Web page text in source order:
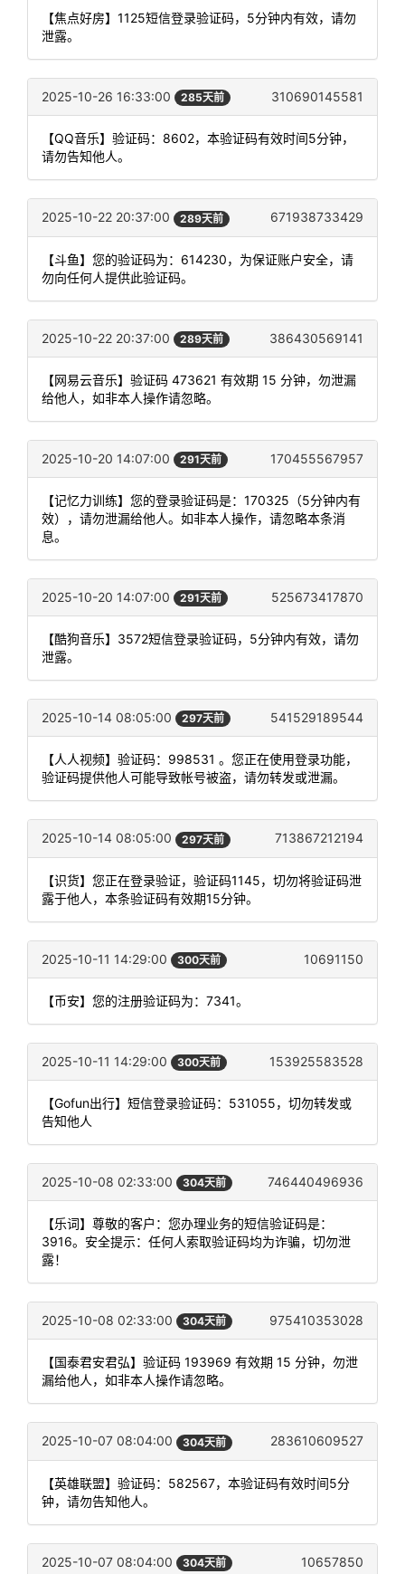
【焦点好房】1125短信登录验证码，5分钟内有效，请勿
泄露。
2025-10-26 16:33:00 285天前 310690145581
【QQ音乐】验证码：8602，本验证码有效时间5分钟，
请勿告知他人。
2025-10-22 20:37:00 289天前 671938733429
【斗鱼】您的验证码为：614230，为保证账户安全，请
勿向任何人提供此验证码。
2025-10-22 20:37:00 289天前 386430569141
【网易云音乐】验证码 473621 有效期 15 分钟，勿泄漏
给他人，如非本人操作请忽略。
2025-10-20 14:07:00 291天前 170455567957
【记忆力训练】您的登录验证码是：170325（5分钟内有
效），请勿泄漏给他人。如非本人操作，请忽略本条消
息。
2025-10-20 14:07:00 291天前 525673417870
【酷狗音乐】3572短信登录验证码，5分钟内有效，请勿
泄露。
2025-10-14 08:05:00 297天前 541529189544
【人人视频】验证码：998531 。您正在使用登录功能，
验证码提供他人可能导致帐号被盗，请勿转发或泄漏。
2025-10-14 08:05:00 297天前 713867212194
【识货】您正在登录验证，验证码1145，切勿将验证码泄
露于他人，本条验证码有效期15分钟。
2025-10-11 14:29:00 300天前 10691150
【币安】您的注册验证码为：7341。
2025-10-11 14:29:00 300天前 153925583528
【Gofun出行】短信登录验证码：531055，切勿转发或
告知他人
2025-10-08 02:33:00 304天前 746440496936
【乐词】尊敬的客户：您办理业务的短信验证码是：
3916。安全提示：任何人索取验证码均为诈骗，切勿泄
露！
2025-10-08 02:33:00 304天前 975410353028
【国泰君安君弘】验证码 193969 有效期 15 分钟，勿泄
漏给他人，如非本人操作请忽略。
2025-10-07 08:04:00 304天前 283610609527
【英雄联盟】验证码：582567，本验证码有效时间5分
钟，请勿告知他人。
2025-10-07 08:04:00 304天前 10657850